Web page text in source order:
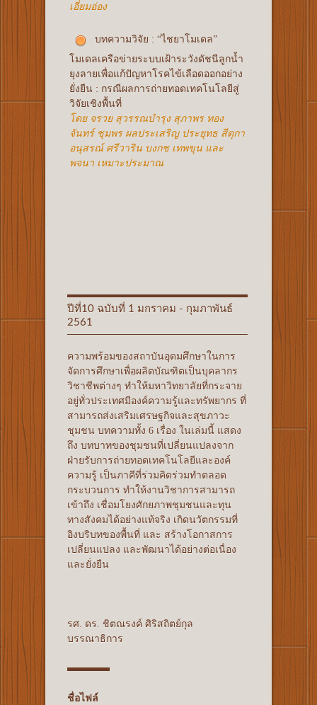
เอี่ยมอ่อง
บทความวิจัย : “ไชยาโมเดล”
โมเดลเครือข่ายระบบเฝ้าระวังดัชนีลูกน้ำ
ยุงลายเพื่อแก้ปัญหาโรคไข้เลือดออกอย่าง
ยั่งยืน : กรณีผลการถ่ายทอดเทคโนโลยีสู่
วิจัยเชิงพื้นที่
โดย จรวย สุวรรณบำรุง สุภาพร ทอง
จันทร์ ชุมพร ผลประเสริญ ประยุทธ สีตุกา
อนุสรณ์ ศรีวาริน บงกช เทพขุน และ
พจนา เหมาะประมาณ
ปีที่10 ฉบับที่ 1 มกราคม - กุมภาพันธ์
2561
ความพร้อมของสถาบันอุดมศึกษาในการ
จัดการศึกษาเพื่อผลิตบัณฑิตเป็นบุคลากร
วิชาชีพต่างๆ ทำให้มหาวิทยาลัยที่กระจาย
อยู่ทั่วประเทศมีองค์ความรู้และทรัพยากร ที่
สามารถส่งเสริมเศรษฐกิจและสุขภาวะ
ชุมชน บทความทั้ง 6 เรื่อง ในเล่มนี้ แสดง
ถึง บทบาทของชุมชนที่เปลี่ยนแปลงจาก
ฝ่ายรับการถ่ายทอดเทคโนโลยีและองค์
ความรู้ เป็นภาคีที่ร่วมคิดร่วมทำตลอด
กระบวนการ ทำให้งานวิชาการสามารถ
เข้าถึง เชื่อมโยงศักยภาพชุมชนและทุน
ทางสังคมได้อย่างแท้จริง เกิดนวัตกรรมที่
อิงบริบทของพื้นที่ และ สร้างโอกาสการ
เปลี่ยนแปลง และพัฒนาได้อย่างต่อเนื่อง
และยั่งยืน
รศ. ดร. ชิตณรงค์ ศิริสถิตย์กุล
บรรณาธิการ
ชื่อไฟล์